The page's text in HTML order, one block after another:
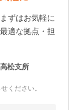
ずはお気軽に
適な拠点・担
高松支所
ください。